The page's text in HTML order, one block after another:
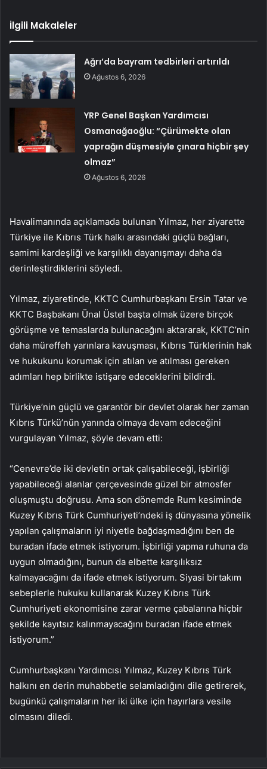
İlgili Makaleler
Ağrı’da bayram tedbirleri artırıldı
Ağustos 6, 2026
YRP Genel Başkan Yardımcısı
Osmanağaoğlu: “Çürümekte olan
yaprağın düşmesiyle çınara hiçbir şey
olmaz”
Ağustos 6, 2026
Havalimanında açıklamada bulunan Yılmaz, her ziyarette
Türkiye ile Kıbrıs Türk halkı arasındaki güçlü bağları,
samimi kardeşliği ve karşılıklı dayanışmayı daha da
derinleştirdiklerini söyledi.
Yılmaz, ziyaretinde, KKTC Cumhurbaşkanı Ersin Tatar ve
KKTC Başbakanı Ünal Üstel başta olmak üzere birçok
görüşme ve temaslarda bulunacağını aktararak, KKTC’nin
daha müreffeh yarınlara kavuşması, Kıbrıs Türklerinin hak
ve hukukunu korumak için atılan ve atılması gereken
adımları hep birlikte istişare edeceklerini bildirdi.
Türkiye’nin güçlü ve garantör bir devlet olarak her zaman
Kıbrıs Türkü’nün yanında olmaya devam edeceğini
vurgulayan Yılmaz, şöyle devam etti:
“Cenevre’de iki devletin ortak çalışabileceği, işbirliği
yapabileceği alanlar çerçevesinde güzel bir atmosfer
oluşmuştu doğrusu. Ama son dönemde Rum kesiminde
Kuzey Kıbrıs Türk Cumhuriyeti’ndeki iş dünyasına yönelik
yapılan çalışmaların iyi niyetle bağdaşmadığını ben de
buradan ifade etmek istiyorum. İşbirliği yapma ruhuna da
uygun olmadığını, bunun da elbette karşılıksız
kalmayacağını da ifade etmek istiyorum. Siyasi birtakım
sebeplerle hukuku kullanarak Kuzey Kıbrıs Türk
Cumhuriyeti ekonomisine zarar verme çabalarına hiçbir
şekilde kayıtsız kalınmayacağını buradan ifade etmek
istiyorum.”
Cumhurbaşkanı Yardımcısı Yılmaz, Kuzey Kıbrıs Türk
halkını en derin muhabbetle selamladığını dile getirerek,
bugünkü çalışmaların her iki ülke için hayırlara vesile
olmasını diledi.